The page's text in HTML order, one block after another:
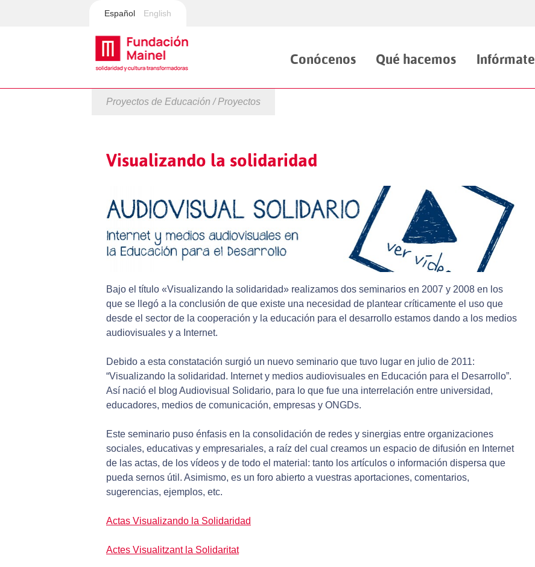
Español English
Conócenos Qué hacemos Infórmate
Proyectos de Educación / Proyectos
Visualizando la solidaridad
Bajo el título «Visualizando la solidaridad» realizamos dos seminarios en 2007 y 2008 en los
que se llegó a la conclusión de que existe una necesidad de plantear críticamente el uso que
desde el sector de la cooperación y la educación para el desarrollo estamos dando a los medios
audiovisuales y a Internet.
Debido a esta constatación surgió un nuevo seminario que tuvo lugar en julio de 2011:
“Visualizando la solidaridad. Internet y medios audiovisuales en Educación para el Desarrollo”.
Así nació el blog Audiovisual Solidario, para lo que fue una interrelación entre universidad,
educadores, medios de comunicación, empresas y ONGDs.
Este seminario puso énfasis en la consolidación de redes y sinergias entre organizaciones
sociales, educativas y empresariales, a raíz del cual creamos un espacio de difusión en Internet
de las actas, de los vídeos y de todo el material: tanto los artículos o información dispersa que
pueda sernos útil. Asimismo, es un foro abierto a vuestras aportaciones, comentarios,
sugerencias, ejemplos, etc.
Actas Visualizando la Solidaridad
Actes Visualitzant la Solidaritat